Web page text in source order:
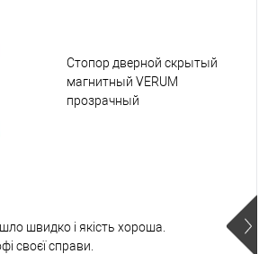
Стопор дверной скрытый
магнитный VERUM
прозрачный
швидко і якість хороша.
своєї справи.